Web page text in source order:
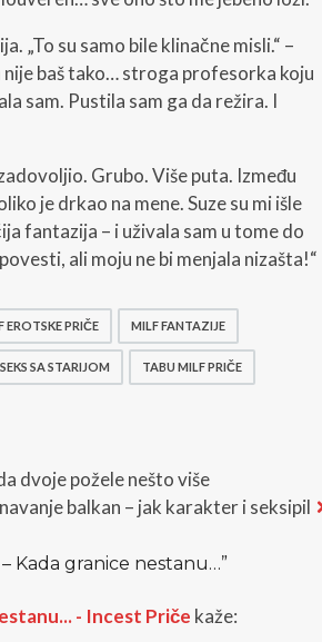
„To su samo bile klinačne misli.“ –
nije baš tako… stroga profesorka koju
sam. Pustila sam ga da režira. I
Grubo. Više puta. Između
je drkao na mene. Suze su mi išle
fantazija – i uživala sam u tome do
ali moju ne bi menjala nizašta!“
EROTSKE PRIČE MILF FANTAZIJE
SEKS SA STARIJOM TABU MILF PRIČE
dvoje požele nešto više
balkan – jak karakter i seksipil
Kada granice nestanu…”
- Incest Priče kaže: